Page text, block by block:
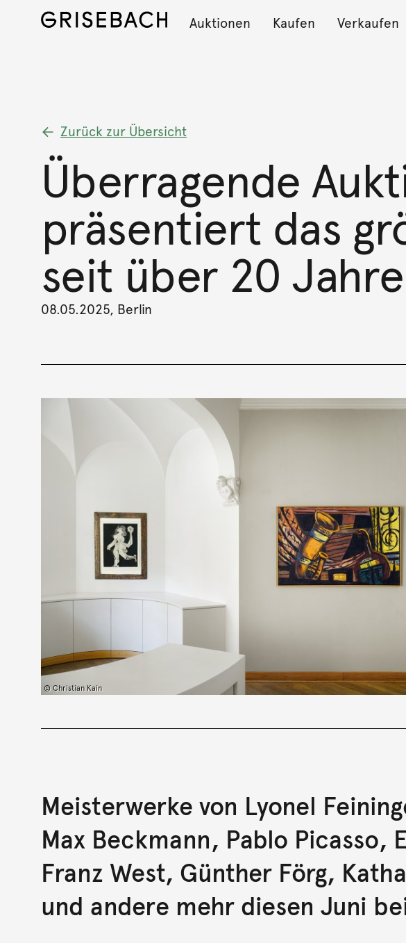
Auktionen Kaufen Verkaufen
Zurück zur Übersicht
Überragende
präsentiert das
seit über 20
08.05.2025, Berlin
© Christian Kain
Meisterwerke von Lyonel
Max Beckmann, Pablo Picasso,
Franz West, Günther Förg,
und andere mehr diesen Juni